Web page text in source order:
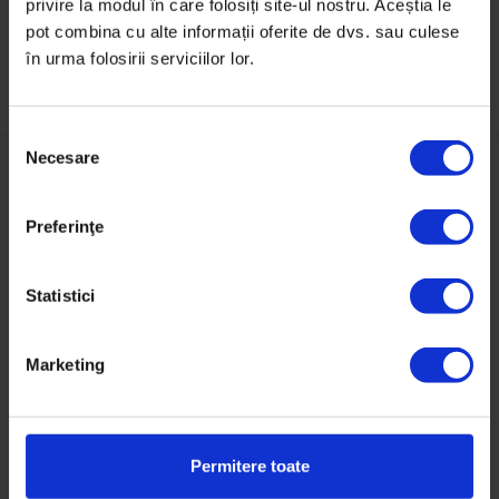
privire la modul în care folosiți site-ul nostru. Aceștia le
pot combina cu alte informații oferite de dvs. sau culese
în urma folosirii serviciilor lor.
Necesare
Preferinţe
Statistici
Marketing
Permitere toate
1 comentarii la Iașul copilăriei